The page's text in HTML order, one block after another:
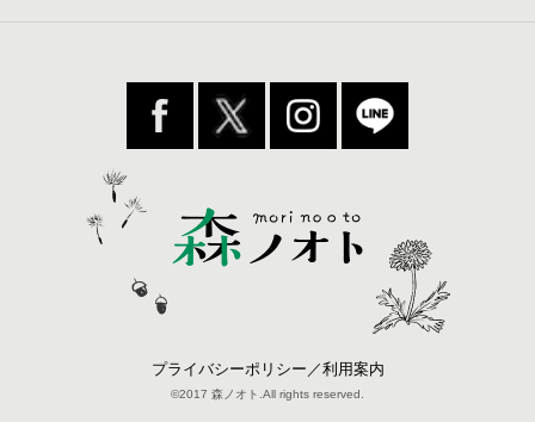
プライバシーポリシー／利用案内
©2017 森ノオト.All rights reserved.